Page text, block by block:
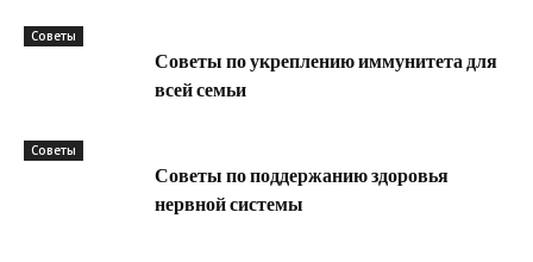
Советы
Советы по укреплению иммунитета для
всей семьи
Советы
Советы по поддержанию здоровья
нервной системы